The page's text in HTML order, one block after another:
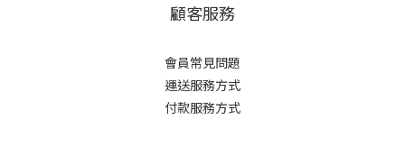
顧客服務
會員常見問題
運送服務方式
付款服務方式